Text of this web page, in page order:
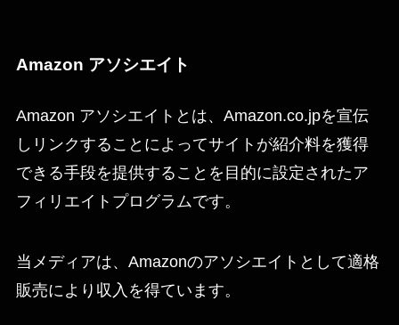
Amazon アソシエイト
Amazon アソシエイトとは、Amazon.co.jpを宣伝
しリンクすることによってサイトが紹介料を獲得
できる手段を提供することを目的に設定されたア
フィリエイトプログラムです。
当メディアは、Amazonのアソシエイトとして適格
販売により収入を得ています。